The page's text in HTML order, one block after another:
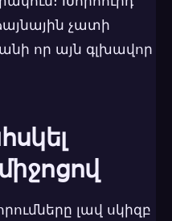
չատի
որ այն գլխավոր
լավ սկիզբ